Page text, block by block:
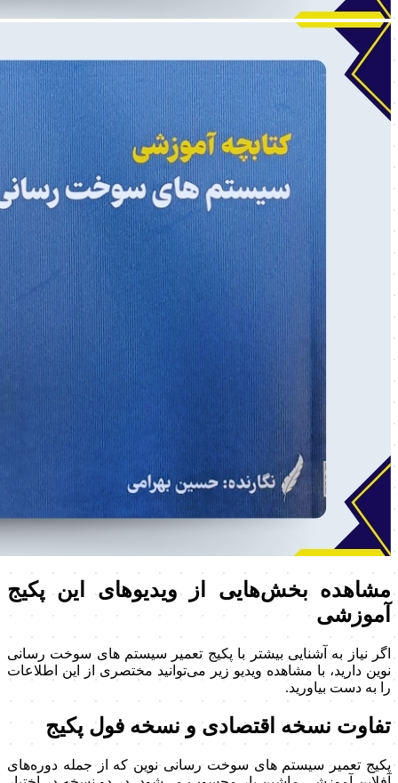
مشاهده بخش‌هایی از ویدیوهای این پکیج
آموزشی
اگر نیاز به آشنایی بیشتر با پکیج تعمیر سیستم های سوخت رسانی
نوین دارید، با مشاهده ویدیو زیر می‌توانید مختصری از این اطلاعات
را به دست بیاورید.
تفاوت نسخه اقتصادی و نسخه فول پکیج
پکیج تعمیر سیستم های سوخت رسانی نوین که از جمله دوره‌های